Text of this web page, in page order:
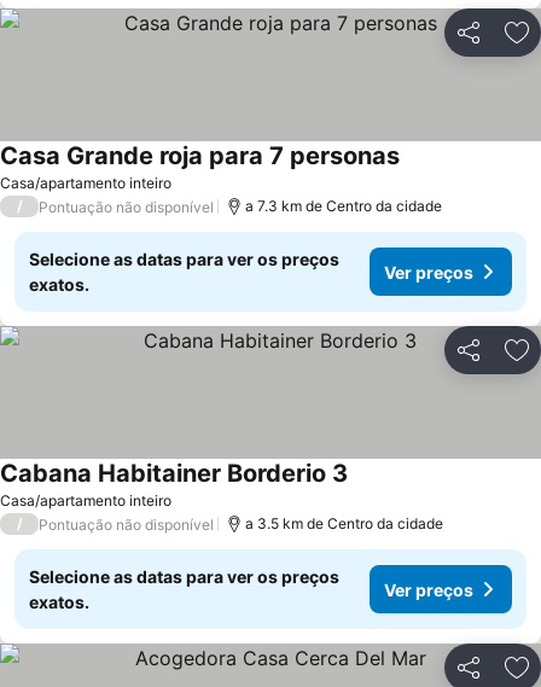
Partilhar
Casa/apartamento inteiro
Casa Grande roja para 7 personasVer preços
/ Pontuação não disponível a 7.3 km de Centro da cidade
Selecione as datas para ver os preços
exatos.
Ver preços
Partilhar
Casa/apartamento inteiro
Cabana Habitainer Borderio 3
/ Pontuação não disponível a 3.5 km de Centro da cidade
Selecione as datas para ver os preços
exatos.
Ver preços
Partilhar